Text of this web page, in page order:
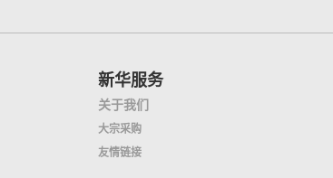
新华服务
关于我们
大宗采购
友情链接